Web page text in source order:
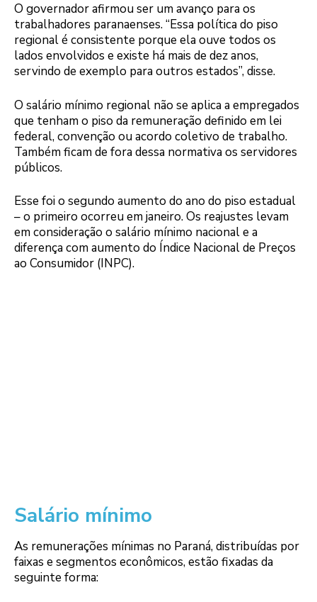
O governador afirmou ser um avanço para os
trabalhadores paranaenses. “Essa política do piso
regional é consistente porque ela ouve todos os
lados envolvidos e existe há mais de dez anos,
servindo de exemplo para outros estados”, disse.
O salário mínimo regional não se aplica a empregados
que tenham o piso da remuneração definido em lei
federal, convenção ou acordo coletivo de trabalho.
Também ficam de fora dessa normativa os servidores
públicos.
Esse foi o segundo aumento do ano do piso estadual
– o primeiro ocorreu em janeiro. Os reajustes levam
em consideração o salário mínimo nacional e a
diferença com aumento do Índice Nacional de Preços
ao Consumidor (INPC).
Salário mínimo
As remunerações mínimas no Paraná, distribuídas por
faixas e segmentos econômicos, estão fixadas da
seguinte forma: